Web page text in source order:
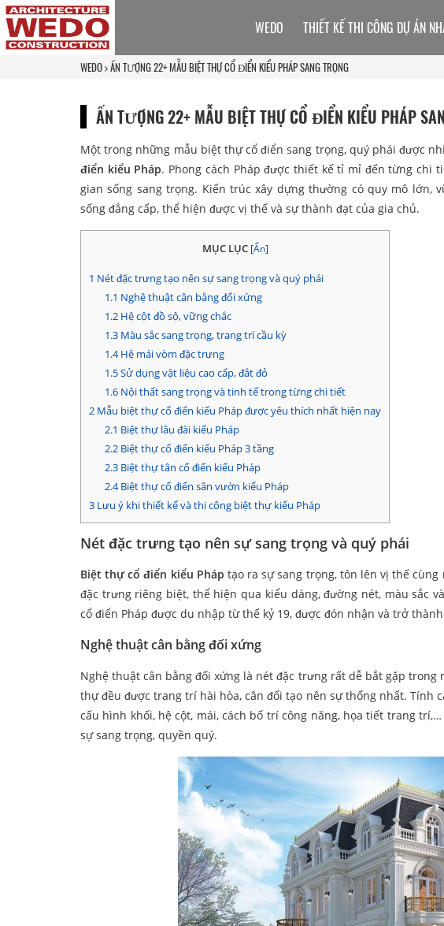
WEDO ẤN TƯỢNG 22+ MẪU BIỆT THỰ CỔ ĐIỂN KIỂU PHÁP SANG TRỌNG
ẤN TƯỢNG 22+ MẪU BIỆT THỰ CỔ ĐIỂN KIỂU PHÁP
Một trong những mẫu biệt thự cổ điển sang trọng, quý phái được
điển kiểu Pháp. Phong cách Pháp được thiết kế tỉ mỉ đến từng chi
gian sống sang trọng. Kiến trúc xây dựng thường có quy mô lớn,
sống đẳng cấp, thể hiện được vị thế và sự thành đạt của gia chủ.
MỤC LỤC [Ẩn]
1 Nét đặc trưng tạo nên sự sang trọng và quý phái
1.1 Nghệ thuật cân bằng đối xứng
1.2Hệ cột đồ sộ, vững chắc
1.3Màu sắc sang trọng, trang trí cầu kỳ
1.4Hệ mái vòm đặc trưng
1.5Sử dụng vật liệu cao cấp, đắt đỏ
1.6Nội thất sang trọng và tinh tế trong từng chi tiết
2 Mẫu biệt thự cổ điển kiểu Pháp được yêu thích nhất hiện nay
2.1 Biệt thự lâu đài kiểu Pháp
2.2Biệt thự cổ điển kiểu Pháp 3 tầng
2.3Biệt thự tân cổ điển kiểu Pháp
2.4Biệt thự cổ điển sân vườn kiểu Pháp
3 Lưu ý khi thiết kế và thi công biệt thự kiểu Pháp
Nét đặc trưng tạo nên sự sang trọng và quý phái
Biệt thự cổ điển kiểu Pháp tạo ra sự sang trọng, tôn lên vị thế
đặc trưng riêng biệt, thể hiện qua kiểu dáng, đường nét, màu sắc
cổ điển Pháp được du nhập từ thế kỷ 19, được đón nhận và trở
Nghệ thuật cân bằng đối xứng
Nghệ thuật cân bằng đối xứng là nét đặc trưng rất dễ bắt gặp
thự đều được trang trí hài hòa, cân đối tạo nên sự thống nhất. Tính
cấu hình khối, hệ cột, mái, cách bố trí công năng, họa tiết trang
sự sang trọng, quyền quý.
WEDO THIẾT KẾ THI CÔNG DỰ ÁN